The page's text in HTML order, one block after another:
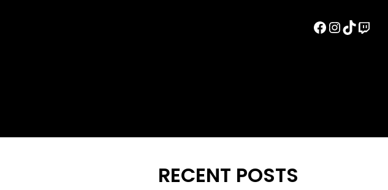
Facebook
RECENT POSTS